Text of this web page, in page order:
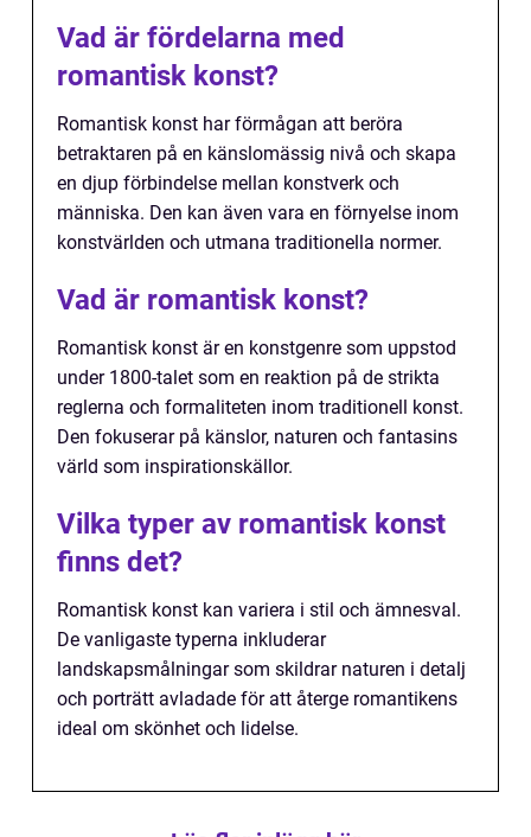
Vad är fördelarna med
romantisk konst?
Romantisk konst har förmågan att beröra
betraktaren på en känslomässig nivå och skapa
en djup förbindelse mellan konstverk och
människa. Den kan även vara en förnyelse inom
konstvärlden och utmana traditionella normer.
Vad är romantisk konst?
Romantisk konst är en konstgenre som uppstod
under 1800-talet som en reaktion på de strikta
reglerna och formaliteten inom traditionell konst.
Den fokuserar på känslor, naturen och fantasins
värld som inspirationskällor.
Vilka typer av romantisk konst
finns det?
Romantisk konst kan variera i stil och ämnesval.
De vanligaste typerna inkluderar
landskapsmålningar som skildrar naturen i detalj
och porträtt avladade för att återge romantikens
ideal om skönhet och lidelse.